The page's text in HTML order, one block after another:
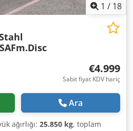
1 / 18
€4.999
Sabit fiyat KDV hariç
Ara
ağırlığı: 25.850 kg, toplam